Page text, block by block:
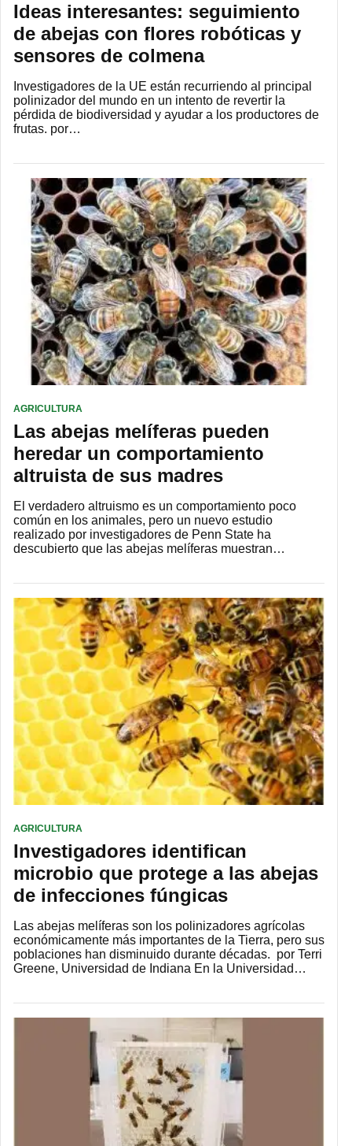
Ideas interesantes: seguimiento
de abejas con flores robóticas y
sensores de colmena
Investigadores de la UE están recurriendo al principal
polinizador del mundo en un intento de revertir la
pérdida de biodiversidad y ayudar a los productores de
frutas. por…
AGRICULTURA
Las abejas melíferas pueden
heredar un comportamiento
altruista de sus madres
El verdadero altruismo es un comportamiento poco
común en los animales, pero un nuevo estudio
realizado por investigadores de Penn State ha
descubierto que las abejas melíferas muestran…
AGRICULTURA
Investigadores identifican
microbio que protege a las abejas
de infecciones fúngicas
Las abejas melíferas son los polinizadores agrícolas
económicamente más importantes de la Tierra, pero sus
poblaciones han disminuido durante décadas. por Terri
Greene, Universidad de Indiana En la Universidad…